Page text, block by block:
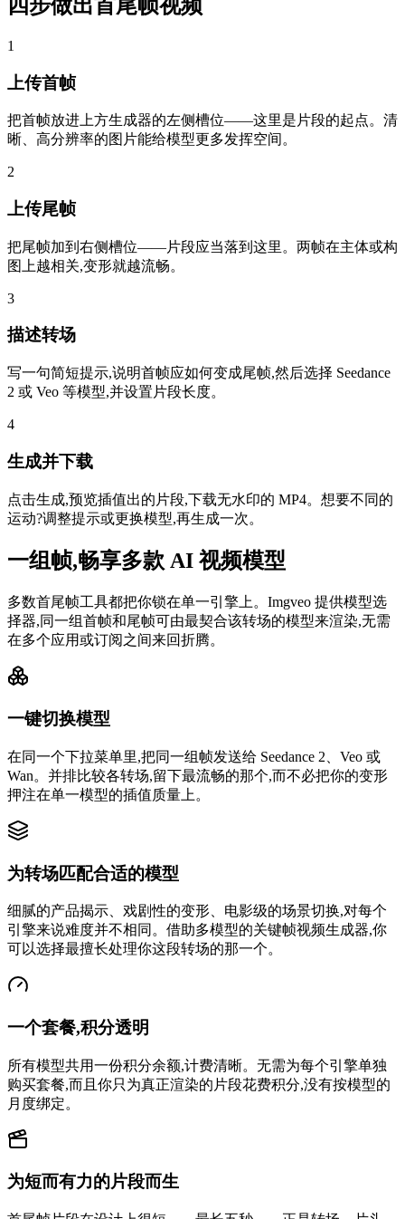
四步做出首尾帧视频
1
上传首帧
把首帧放进上方生成器的左侧槽位——这里是片段的起点。清
晰、高分辨率的图片能给模型更多发挥空间。
2
上传尾帧
把尾帧加到右侧槽位——片段应当落到这里。两帧在主体或构
图上越相关,变形就越流畅。
3
描述转场
写一句简短提示,说明首帧应如何变成尾帧,然后选择 Seedance
2 或 Veo 等模型,并设置片段长度。
4
生成并下载
点击生成,预览插值出的片段,下载无水印的 MP4。想要不同的
运动?调整提示或更换模型,再生成一次。
一组帧,畅享多款 AI 视频模型
多数首尾帧工具都把你锁在单一引擎上。Imgveo 提供模型选
择器,同一组首帧和尾帧可由最契合该转场的模型来渲染,无需
在多个应用或订阅之间来回折腾。
一键切换模型
在同一个下拉菜单里,把同一组帧发送给 Seedance 2、Veo 或
Wan。并排比较各转场,留下最流畅的那个,而不必把你的变形
押注在单一模型的插值质量上。
为转场匹配合适的模型
细腻的产品揭示、戏剧性的变形、电影级的场景切换,对每个
引擎来说难度并不相同。借助多模型的关键帧视频生成器,你
可以选择最擅长处理你这段转场的那一个。
一个套餐,积分透明
所有模型共用一份积分余额,计费清晰。无需为每个引擎单独
购买套餐,而且你只为真正渲染的片段花费积分,没有按模型的
月度绑定。
为短而有力的片段而生